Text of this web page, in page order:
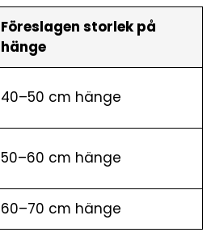
Föreslagen storlek på
hänge
40–50 cm hänge
50–60 cm hänge
60–70 cm hänge